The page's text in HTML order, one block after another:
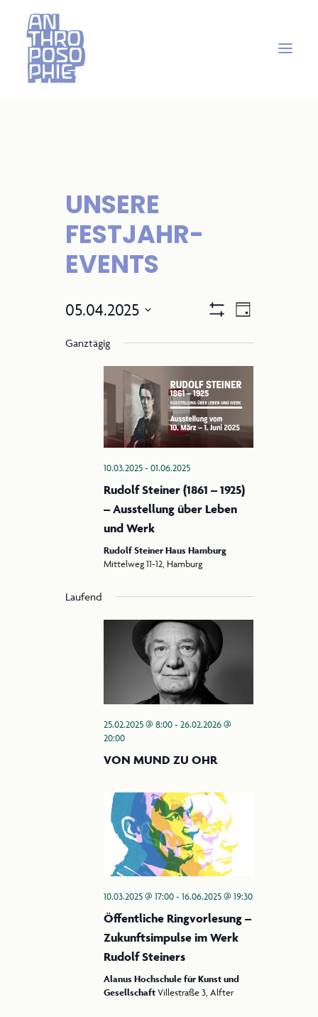
2025 Steiner Jubiläum
UNSERE
FESTJAHR-
EVENTS
A
i
c
h
n
N
v
i
g
a
t
i
n
V
r
a
s
t
a
t
e
i
o
Tag
05.04.2025
wählen.
Ganztägig
10.03.2025-01.06.2025
Rudolf Steiner (1861 – 1925)
– Ausstellung über Leben
und Werk
Rudolf Steiner Haus Hamburg
Mittelweg 11-12, Hamburg
Laufend
25.02.2025 @ 8:00-26.02.2026 @
20:00
VON MUND ZU OHR
10.03.2025 @ 17:00-16.06.2025 @ 19:30
Öffentliche Ringvorlesung –
Zukunftsimpulse im Werk
Rudolf Steiners
Alanus Hochschule für Kunst und
GesellschaftVillestraße 3, Alfter